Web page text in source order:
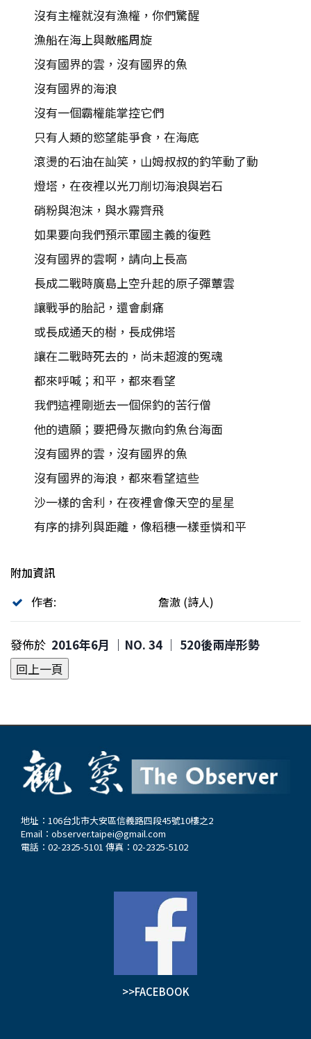
沒有主權就沒有漁權，你們驚醒
漁船在海上與敵艦周旋
沒有國界的雲，沒有國界的魚
沒有國界的海浪
沒有一個霸權能掌控它們
只有人類的慾望能爭食，在海底
滾燙的石油在訕笑，山姆叔叔的釣竿動了動
燈塔，在夜裡以光刀削切海浪與岩石
硝粉與泡沫，與水霧齊飛
如果要向我們預示軍國主義的復甦
沒有國界的雲啊，請向上長高
長成二戰時廣島上空升起的原子彈蕈雲
讓戰爭的胎記，還會劇痛
或長成通天的樹，長成佛塔
讓在二戰時死去的，尚未超渡的冤魂
都來呼喊；和平，都來看望
我們這裡剛逝去一個保釣的苦行僧
他的遺願；要把骨灰撒向釣魚台海面
沒有國界的雲，沒有國界的魚
沒有國界的海浪，都來看望這些
沙一樣的舍利，在夜裡會像天空的星星
有序的排列與距離，像稻穗一樣垂憐和平
附加資訊
作者:
詹澈 (詩人)
發佈於 2016年6月 ｜NO. 34 │ 520後兩岸形勢
地址：106台北市大安區信義路四段45號10樓之2
Email： observer.taipei@gmail.com
電話：02-2325-5101 傳真：02-2325-5102
>>FACEBOOK